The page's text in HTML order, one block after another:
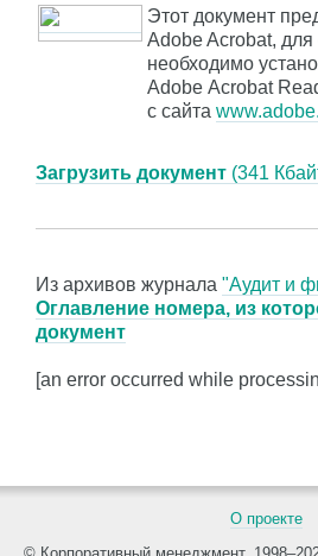
Этот документ
Adobe Acrobat, для
необходимо
Adobe Acrobat
с сайта
Загрузить документ (341
Из архивов журнала "Аудит и
Оглавление номера, из
документ
[an error occurred while
О проекте